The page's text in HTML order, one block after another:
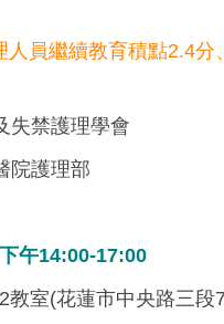
人員繼續教育積點2.4分
失禁護理學會
院護理部
午14:00-17:00
教室(花蓮市中央路三段